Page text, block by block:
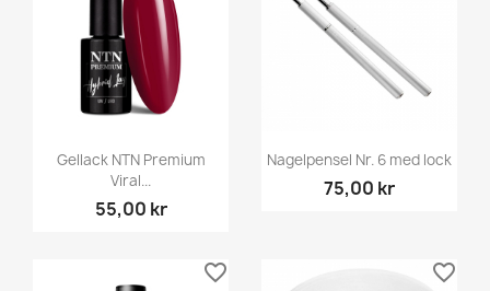
Gellack NTN Premium
Viral...
55,00 kr
Nagelpensel Nr. 6 med lock
75,00 kr
favorite_border favorite_border